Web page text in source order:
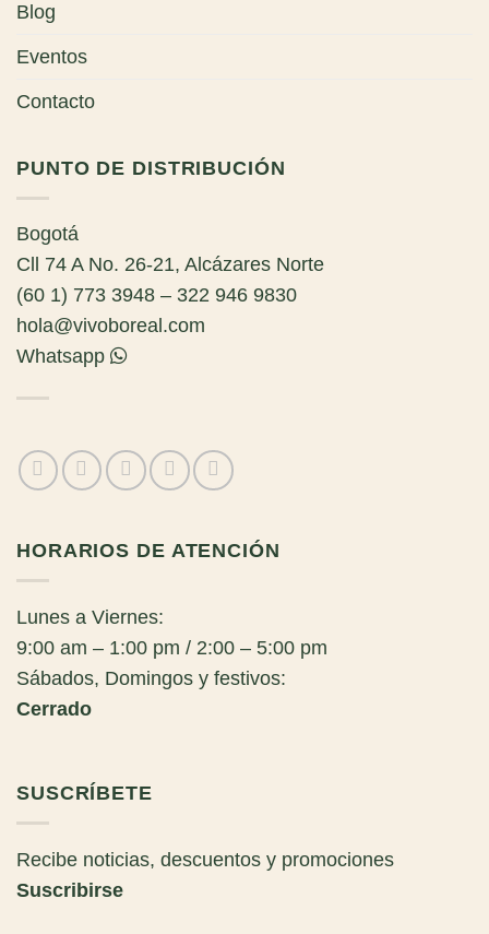
Blog
Eventos
Contacto
PUNTO DE DISTRIBUCIÓN
Bogotá
Cll 74 A No. 26-21, Alcázares Norte
(60 1) 773 3948 – 322 946 9830
hola@vivoboreal.com
Whatsapp
HORARIOS DE ATENCIÓN
Lunes a Viernes:
9:00 am – 1:00 pm / 2:00 – 5:00 pm
Sábados, Domingos y festivos:
Cerrado
SUSCRÍBETE
Recibe noticias, descuentos y promociones
Suscribirse